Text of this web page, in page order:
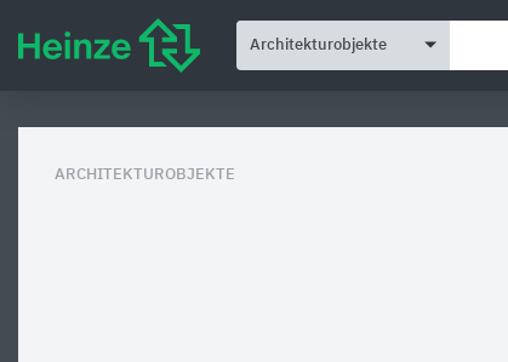
Architekturobjekte
ARCHITEKTUROBJEKTE